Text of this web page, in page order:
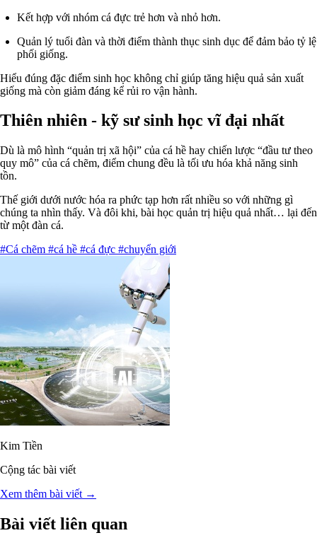
Kết hợp với nhóm cá đực trẻ hơn và nhỏ hơn.
Quản lý tuổi đàn và thời điểm thành thục sinh dục để đảm bảo tỷ lệ
phối giống.
Hiểu đúng đặc điểm sinh học không chỉ giúp tăng hiệu quả sản xuất
giống mà còn giảm đáng kể rủi ro vận hành.
Thiên nhiên - kỹ sư sinh học vĩ đại nhất
Dù là mô hình “quản trị xã hội” của cá hề hay chiến lược “đầu tư theo
quy mô” của cá chẽm, điểm chung đều là tối ưu hóa khả năng sinh
tồn.
Thế giới dưới nước hóa ra phức tạp hơn rất nhiều so với những gì
chúng ta nhìn thấy. Và đôi khi, bài học quản trị hiệu quả nhất… lại đến
từ một đàn cá.
#Cá chẽm #cá hề #cá đực #chuyển giới
Kim Tiền
Cộng tác bài viết
Xem thêm bài viết →
Bài viết liên quan